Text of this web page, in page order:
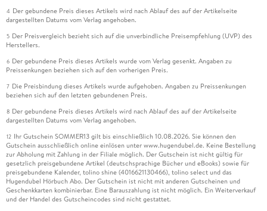
4 Der gebundene Preis dieses Artikels wird nach Ablauf des auf der Artikelseite
dargestellten Datums vom Verlag angehoben.
5 Der Preisvergleich bezieht sich auf die unverbindliche Preisempfehlung (UVP) des
Herstellers.
6 Der gebundene Preis dieses Artikels wurde vom Verlag gesenkt. Angaben zu
Preissenkungen beziehen sich auf den vorherigen Preis.
7 Die Preisbindung dieses Artikels wurde aufgehoben. Angaben zu Preissenkungen
beziehen sich auf den letzten gebundenen Preis.
8 Der gebundene Preis dieses Artikels wird nach Ablauf des auf der Artikelseite
dargestellten Datums vom Verlag angehoben.
12 Ihr Gutschein SOMMER13 gilt bis einschließlich 10.08.2026. Sie können den
Gutschein ausschließlich online einlösen unter www.hugendubel.de. Keine Bestellung
zur Abholung mit Zahlung in der Filiale möglich. Der Gutschein ist nicht gültig für
gesetzlich preisgebundene Artikel (deutschsprachige Bücher und eBooks) sowie für
preisgebundene Kalender, tolino shine (4016621130466), tolino select und das
Hugendubel Hörbuch Abo. Der Gutschein ist nicht mit anderen Gutscheinen und
Geschenkkarten kombinierbar. Eine Barauszahlung ist nicht möglich. Ein Weiterverkauf
und der Handel des Gutscheincodes sind nicht gestattet.